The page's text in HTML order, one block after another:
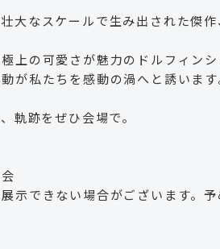
大なスケールで生み出された傑
上の可愛さが魅力のドルフィン
が私たちを感動の渦へと誘います
軌跡をぜひ会場で。
示できない場合がございます。予